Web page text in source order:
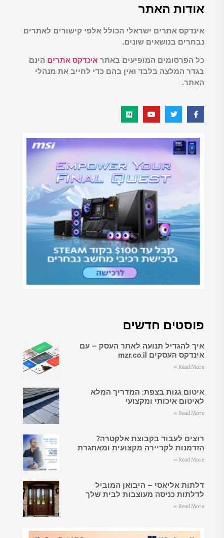
אודות האתר
אינדקס אתרים ישראלי הכולל אלפי קישורים לאתרים
נבחרים בנושאים שונים.
כל הפרסומים המופיעים באתר אינדקס אתרים הינם
בגדר המלצה בלבד ואין בהם כדי לחייב את מנהלי
האתר.
פוסטים חדשים
איך להגדיל תנועה לאתר העסק – עם
אינדקס העסקים mzr.co.il
Read More »
איטום גגות בצפת: המדריך המלא
לאיטום איכותי ומקצועי
Read More »
רוצים לעבוד בקבוצת אלקטרה?
הזדמנות לקריירה מקצועית ומאתגרת
Read More »
דלתות אליאסי – היבואן המוביל
לדלתות כניסה מעוצבות לבית שלך
Read More »